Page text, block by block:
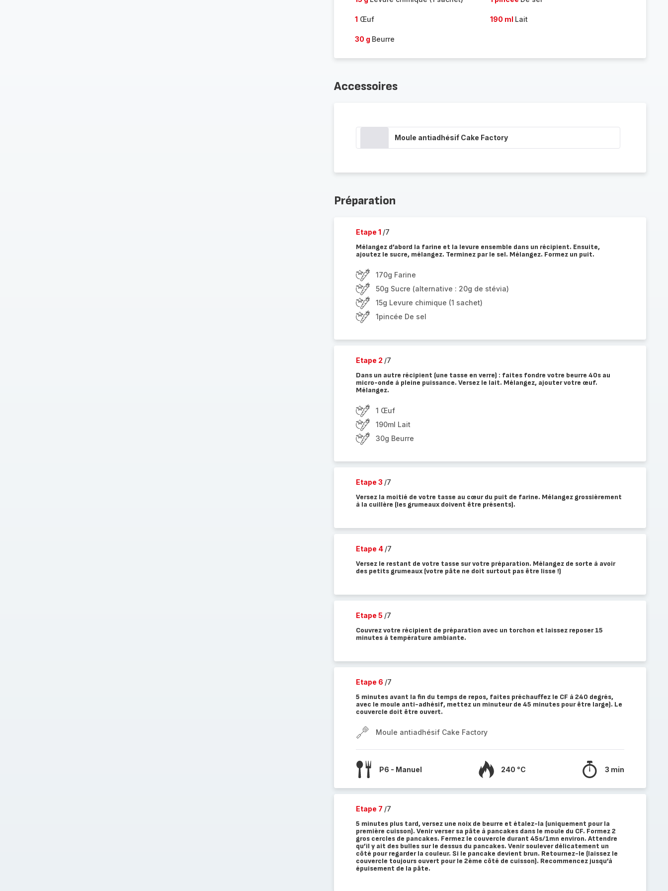
1 Œuf 190 ml Lait
30 g Beurre
Accessoires
Moule antiadhésif Cake Factory
Préparation
Etape 1 /7
Mélangez d’abord la farine et la levure ensemble dans un récipient. Ensuite,
ajoutez le sucre, mélangez. Terminez par le sel. Mélangez. Formez un puit.
170g Farine
50g Sucre (alternative : 20g de stévia)
15g Levure chimique (1 sachet)
1pincée De sel
Etape 2 /7
Dans un autre récipient (une tasse en verre) : faites fondre votre beurre 40s au
micro-onde à pleine puissance. Versez le lait. Mélangez, ajouter votre œuf.
Mélangez.
1 Œuf
190ml Lait
30g Beurre
Etape 3 /7
Versez la moitié de votre tasse au cœur du puit de farine. Mélangez grossièrement
à la cuillère (les grumeaux doivent être présents).
Etape 4 /7
Versez le restant de votre tasse sur votre préparation. Mélangez de sorte à avoir
des petits grumeaux (votre pâte ne doit surtout pas être lisse !)
Etape 5 /7
Couvrez votre récipient de préparation avec un torchon et laissez reposer 15
minutes à température ambiante.
Etape 6 /7
5 minutes avant la fin du temps de repos, faites préchauffez le CF à 240 degrés,
avec le moule anti-adhésif, mettez un minuteur de 45 minutes pour être large). Le
couvercle doit être ouvert.
Moule antiadhésif Cake Factory
P6 - Manuel 240 °C 3 min
Etape 7 /7
5 minutes plus tard, versez une noix de beurre et étalez-la (uniquement pour la
première cuisson). Venir verser sa pâte à pancakes dans le moule du CF. Formez 2
gros cercles de pancakes. Fermez le couvercle durant 45s/1mn environ. Attendre
qu’il y ait des bulles sur le dessus du pancakes. Venir soulever délicatement un
côté pour regarder la couleur. Si le pancake devient brun. Retournez-le (laissez le
couvercle toujours ouvert pour le 2ème côté de cuisson). Recommencez jusqu’à
épuisement de la pâte.